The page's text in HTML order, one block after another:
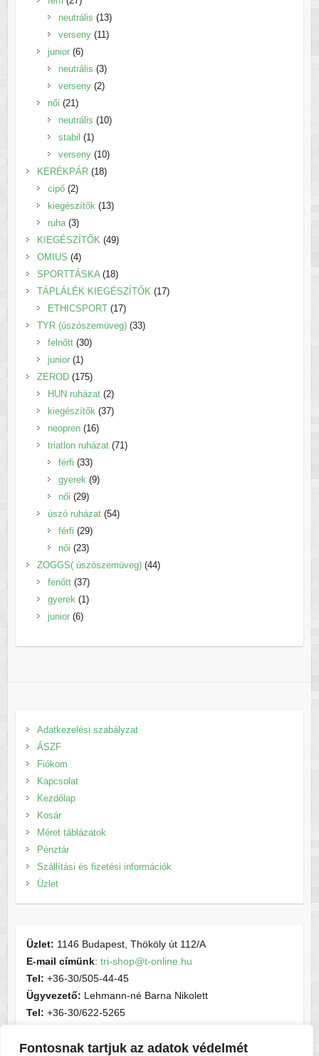
Fontosnak tartjuk az adatok védelmét
termék
neutrális 1313
termék
verseny 1111
junior 66
termék
neutrális 33
termék
verseny 22
női 2121
termék
neutrális 1010
stabil 11
termék
verseny 1010
termék
KERÉKPÁR 1818
cipő 22
termék
kiegészítők 1313
ruha 33
termék
KIEGÉSZÍTŐK 4949
OMIUS 44
termék
SPORTTÁSKA 1818
termék
TÁPLÁLÉK KIEGÉSZÍTŐK 1717
ETHICSPORT 1717
termék
TYR (úszószemüveg) 3333
felnőtt 3030
junior 11
termék
ZEROD 175175
termék
HUN ruházat 22
termék
kiegészítők 3737
neopren 1616
termék
triatlon ruházat 7171
férfi 3333
termék
gyerek 99
női 2929
termék
úszó ruházat 5454
férfi 2929
termék
női 2323
termék
ZOGGS( úszószemüveg) 4444
fenőtt 3737
termék
gyerek 11
junior 66
Adatkezelési szabályzat
ÁSZF
Fiókom
Kapcsolat
Kezdőlap
Kosár
Méret táblázatok
Pénztár
Szállítási és fizetési információk
Üzlet
Üzlet: 1146 Budapest, Thököly út 112/A
E-mail címünk: tri-shop@t-online.hu
Tel: +36-30/505-44-45
Ügyvezető: Lehmann-né Barna Nikolett
Tel: +36-30/622-5265
Cégjegyzékszám:cg05-06-015156